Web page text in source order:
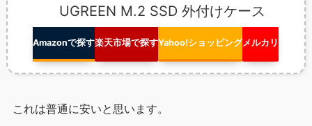
UGREEN M.2 SSD 外付けケース
Amazonで探す楽天市場で探すYahoo!ショッピングメルカリ
これは普通に安いと思います。